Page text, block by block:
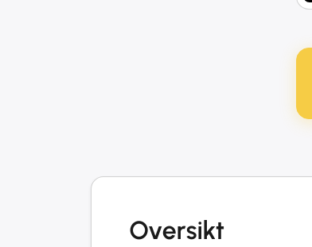
Oversikt